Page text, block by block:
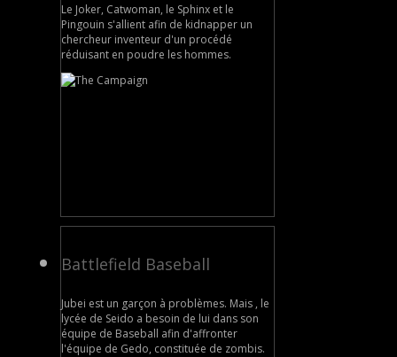
Le Joker, Catwoman, le Sphinx et le
Pingouin s'allient afin de kidnapper un
chercheur inventeur d'un procédé
réduisant en poudre les hommes.
Battlefield Baseball
Jubei est un garçon à problèmes. Mais , le
lycée de Seido a besoin de lui dans son
équipe de Baseball afin d'affronter
l'équipe de Gedo, constituée de zombis.